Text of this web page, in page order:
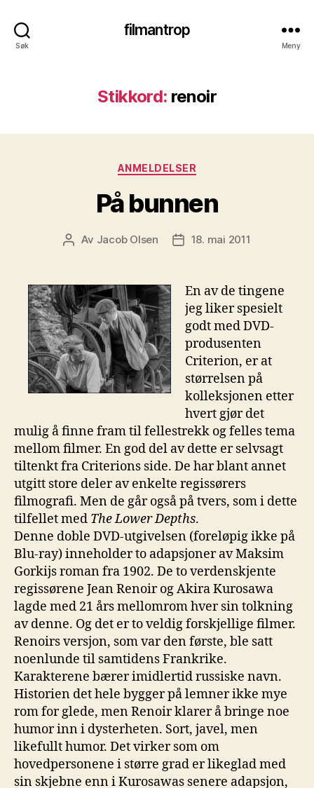
Søk
filmantrop
Meny
Stikkord: renoir
Kategorier
ANMELDELSER
På bunnen
Innleggsforfatter
Av Jacob Olsen Publiseringsdato
18. mai 2011
En av de tingene
jeg liker spesielt
godt med DVD-
produsenten
Criterion, er at
størrelsen på
kolleksjonen etter
hvert gjør det
mulig å finne fram til fellestrekk og felles tema
mellom filmer. En god del av dette er selvsagt
tiltenkt fra Criterions side. De har blant annet
utgitt store deler av enkelte regissørers
filmografi. Men de går også på tvers, som i dette
tilfellet med The Lower Depths.
Denne doble DVD-utgivelsen (foreløpig ikke på
Blu-ray) inneholder to adapsjoner av Maksim
Gorkijs roman fra 1902. De to verdenskjente
regissørene Jean Renoir og Akira Kurosawa
lagde med 21 års mellomrom hver sin tolkning
av denne. Og det er to veldig forskjellige filmer.
Renoirs versjon, som var den første, ble satt
noenlunde til samtidens Frankrike.
Karakterene bærer imidlertid russiske navn.
Historien det hele bygger på lemner ikke mye
rom for glede, men Renoir klarer å bringe noe
humor inn i dysterheten. Sort, javel, men
likefullt humor. Det virker som om
hovedpersonene i større grad er likeglad med
sin skjebne enn i Kurosawas senere adapsjon,